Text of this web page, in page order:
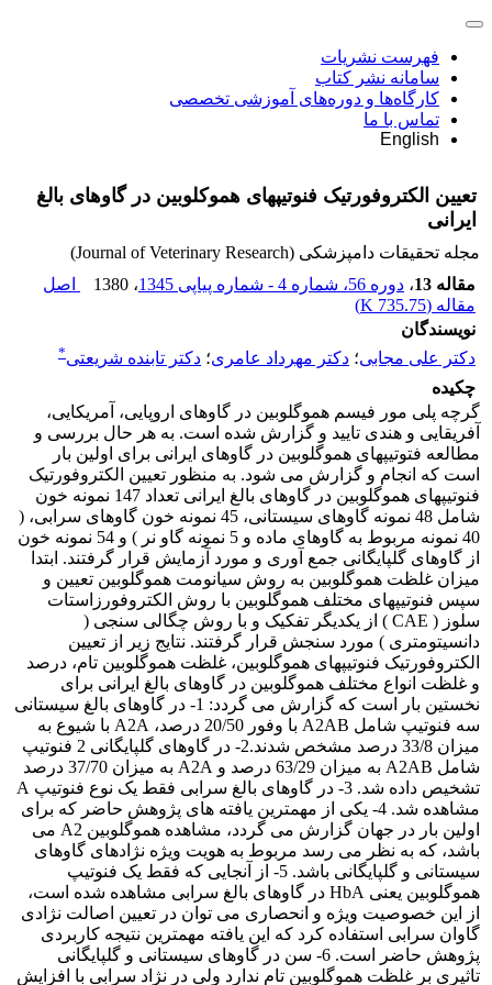
فهرست نشریات
سامانه نشر کتاب
کارگاه‌ها و دوره‌های آموزشی تخصصی
تماس با ما
English
تعیین الکتروفورتیک فنوتیپهای هموکلوبین در گاوهای بالغ
ایرانی
مجله تحقیقات دامپزشکی (Journal of Veterinary Research)
مقاله 13
، دوره 56، شماره 4 - شماره پیاپی 1345 ، 1380
اصل
مقاله (735.75 K
)
نویسندگان
دکتر علی مجابی؛ دکتر مهرداد عامری؛ دکتر تابنده شریعتی*
چکیده
گرچه پلی مور فیسم هموگلوبین در گاوهای اروپایی، آمریکایی،
آفریقایی و هندی تایید و گزارش شده است. به هر حال بررسی و
مطالعه فتوتیپهای هموگلوبین در گاوهای ایرانی برای اولین بار
است که انجام و گزارش می شود. به منظور تعیین الکتروفورتیک
فنوتیپهای هموگلوبین در گاوهای بالغ ایرانی تعداد 147 نمونه خون
شامل 48 نمونه گاوهای سیستانی، 45 نمونه خون گاوهای سرابی، (
40 نمونه مربوط به گاوهای ماده و 5 نمونه گاو نر ) و 54 نمونه خون
از گاوهای گلپایگانی جمع آوری و مورد آزمایش قرار گرفتند. ابتدا
میزان غلظت هموگلوبین به روش سیانومت هموگلوبین تعیین و
سپس فنوتیپهای مختلف هموگلوبین با روش الکتروفورزاستات
سلوز ( CAE ) از یکدیگر تفکیک و با روش چگالی سنجی (
دانسیتومتری ) مورد سنجش قرار گرفتند. نتایج زیر از تعیین
الکتروفورتیک فنوتیپهای هموگلوبین، غلظت هموگلوبین تام، درصد
و غلظت انواع مختلف هموگلوبین در گاوهای بالغ ایرانی برای
نخستین بار است که گزارش می گردد: 1- در گاوهای بالغ سیستانی
سه فنوتیپ شامل A2AB با وفور 20/50 درصد، A2A با شیوع به
میزان 33/8 درصد مشخص شدند.2- در گاوهای گلپایگانی 2 فنوتیپ
شامل A2AB به میزان 63/29 درصد و A2A به میزان 37/70 درصد
تشخیص داده شد. 3- در گاوهای بالغ سرابی فقط یک نوع فنوتیپ A
مشاهده شد. 4- یکی از مهمترین یافته های پژوهش حاضر که برای
اولین بار در جهان گزارش می گردد، مشاهده هموگلوبین A2 می
باشد، که به نظر می رسد مربوط به هویت ویژه نژادهای گاوهای
سیستانی و گلپایگانی باشد. 5- از آنجایی که فقط یک فنوتیپ
هموگلوبین یعنی HbA در گاوهای بالغ سرابی مشاهده شده است،
از این خصوصیت ویژه و انحصاری می توان در تعیین اصالت نژادی
گاوان سرابی استفاده کرد که این یافته مهمترین نتیجه کاربردی
پژوهش حاضر است. 6- سن در گاوهای سیستانی و گلپایگانی
تاثیری بر غلظت هموگلوبین تام ندارد ولی در نژاد سرابی با افزایش